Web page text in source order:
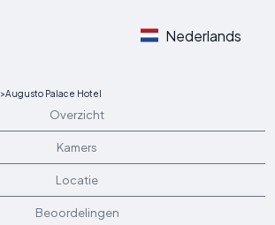
Nederlands
>Augusto Palace Hotel
Overzicht
Kamers
Locatie
Beoordelingen